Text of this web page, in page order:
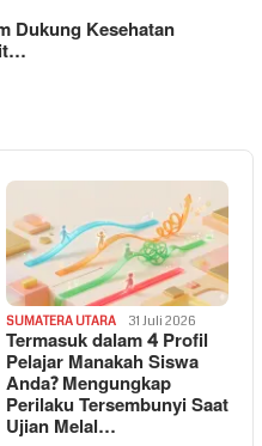
Dukung Kesehatan
SUMATERA UTARA 31 Juli 2026
Termasuk dalam 4 Profil
Pelajar Manakah Siswa
Anda? Mengungkap
Perilaku Tersembunyi Saat
Ujian Melal…